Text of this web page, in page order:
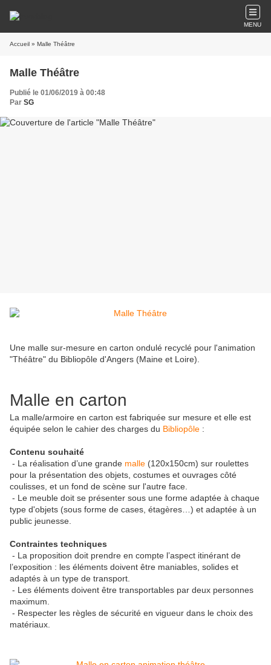
MENU
Accueil » Malle Théâtre
Malle Théâtre
Publié le 01/06/2019 à 00:48
Par SG
Une malle sur-mesure en carton ondulé recyclé pour l'animation
"Théâtre" du Bibliopôle d'Angers (Maine et Loire).
Malle en carton
La malle/armoire en carton est fabriquée sur mesure et elle est
équipée selon le cahier des charges du Bibliopôle :
Contenu souhaité
- La réalisation d’une grande malle (120x150cm) sur roulettes
pour la présentation des objets, costumes et ouvrages côté
coulisses, et un fond de scène sur l'autre face.
- Le meuble doit se présenter sous une forme adaptée à chaque
type d'objets (sous forme de cases, étagères…) et adaptée à un
public jeunesse.
Contraintes techniques
- La proposition doit prendre en compte l’aspect itinérant de
l’exposition : les éléments doivent être maniables, solides et
adaptés à un type de transport.
- Les éléments doivent être transportables par deux personnes
maximum.
- Respecter les règles de sécurité en vigueur dans le choix des
matériaux.